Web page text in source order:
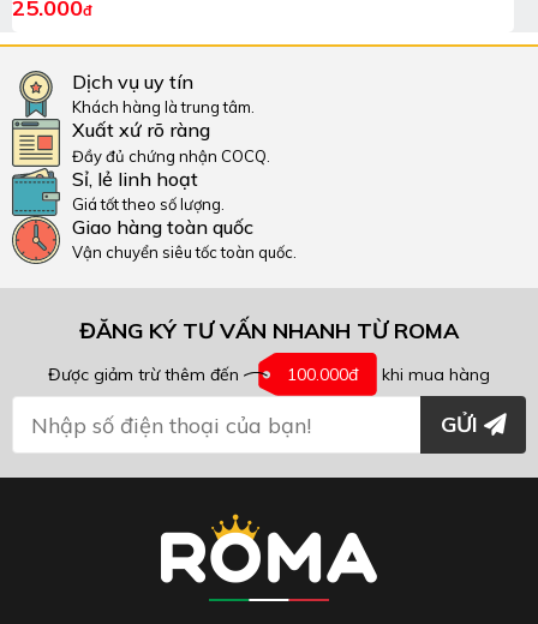
25.000đ
Dịch vụ uy tín
Khách hàng là trung tâm.
Xuất xứ rõ ràng
Đầy đủ chứng nhận COCQ.
Sỉ, lẻ linh hoạt
Giá tốt theo số lượng.
Giao hàng toàn quốc
Vận chuyển siêu tốc toàn quốc.
ĐĂNG KÝ TƯ VẤN NHANH TỪ ROMA
Được giảm trừ thêm đến 100.000đ khi mua hàng
GỬI